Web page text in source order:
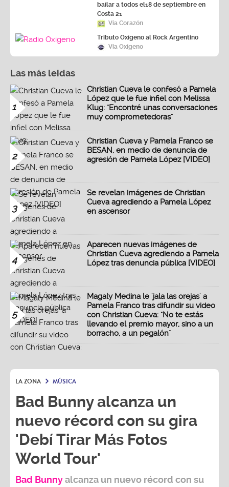
bailar a todos el18 de septiembre en
Costa 21
Vía Corazón
Tributo Oxígeno al Rock Argentino
Vía Oxígeno
Las más leidas
1
Christian Cueva le confesó a Pamela
López que le fue infiel con Melissa
Klug: "Encontré unas conversaciones
muy comprometedoras"
2
Christian Cueva y Pamela Franco se
BESAN, en medio de denuncia de
agresión de Pamela López [VIDEO]
3
Se revelan imágenes de Christian
Cueva agrediendo a Pamela López
en ascensor
4
Aparecen nuevas imágenes de
Christian Cueva agrediendo a Pamela
López tras denuncia pública [VIDEO]
5
Magaly Medina le 'jala las orejas' a
Pamela Franco tras difundir su video
con Christian Cueva: "No te estás
llevando el premio mayor, sino a un
borracho, a un pegalón"
LA ZONA MÚSICA
Bad Bunny alcanza un
nuevo récord con su gira
'Debí Tirar Más Fotos
World Tour'
Bad Bunnyalcanza un nuevo récord con su